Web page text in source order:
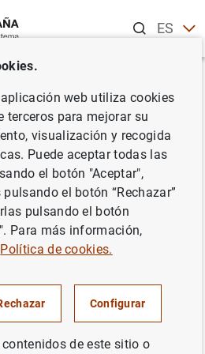
ESEN
consolidado
a 5 de julio de
consolidado del
web utiliza cookies
terceros para mejorar su
visualización y recogida
Puede aceptar todas las
el botón "Aceptar",
el botón “Rechazar”
pulsando el botón
Para más información,
Política de cookies.
Configurar
de este sitio o